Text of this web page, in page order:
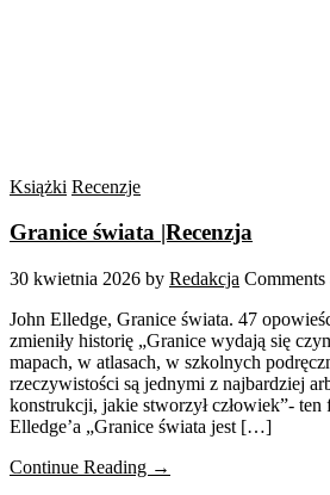
Książki Recenzje
Granice świata |Recenzja
30 kwietnia 2026 by Redakcja Comments
John Elledge, Granice świata. 47
zmieniły historię „Granice wydają się
mapach, w atlasach, w szkolnych
rzeczywistości są jednymi z najbardziej
konstrukcji, jakie stworzył człowiek”- ten
Elledge’a „Granice świata jest […]
Continue Reading →